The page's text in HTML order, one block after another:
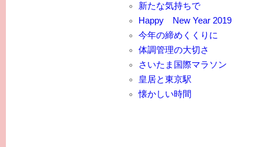
新たな気持ちで
Happy New Year 2019
今年の締めくくりに
体調管理の大切さ
さいたま国際マラソン
皇居と東京駅
懐かしい時間